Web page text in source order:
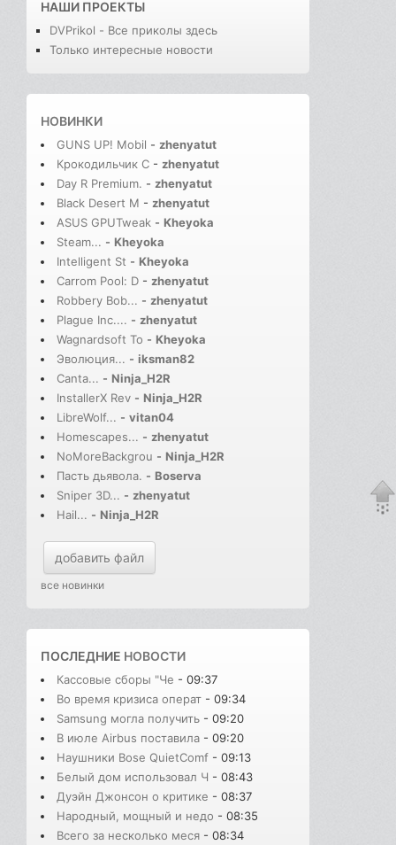
НАШИ ПРОЕКТЫ
DVPrikol - Все приколы здесь
Только интересные новости
НОВИНКИ
GUNS UP! Mobil - zhenyatut
Крокодильчик С - zhenyatut
Day R Premium. - zhenyatut
Black Desert M - zhenyatut
ASUS GPUTweak - Kheyoka
Steam... - Kheyoka
Intelligent St - Kheyoka
Carrom Pool: D - zhenyatut
Robbery Bob... - zhenyatut
Plague Inc.... - zhenyatut
Wagnardsoft To - Kheyoka
Эволюция... - iksman82
Canta... - Ninja_H2R
InstallerX Rev - Ninja_H2R
LibreWolf... - vitan04
Homescapes... - zhenyatut
NoMoreBackgrou - Ninja_H2R
Пасть дьявола. - Boserva
Sniper 3D... - zhenyatut
Hail... - Ninja_H2R
добавить файл
все новинки
ПОСЛЕДНИЕ НОВОСТИ
Кассовые сборы "Че - 09:37
Во время кризиса операт - 09:34
Samsung могла получить - 09:20
В июле Airbus поставила - 09:20
Наушники Bose QuietComf - 09:13
Белый дом использовал Ч - 08:43
Дуэйн Джонсон о критике - 08:37
Народный, мощный и недо - 08:35
Всего за несколько меся - 08:34